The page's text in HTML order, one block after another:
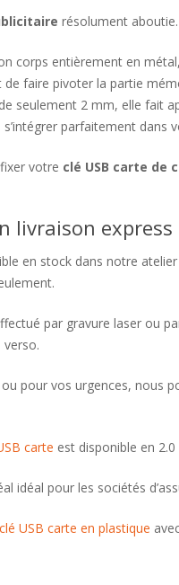
résolument
corps entièrement en
faire pivoter la partie
seulement 2 mm, elle
parfaitement dans
votre clé USB carte de
livraison express
en stock dans notre
par gravure laser ou
pour vos urgences, nous
carte est disponible en
idéal pour les sociétés
clé USB carte en plastique